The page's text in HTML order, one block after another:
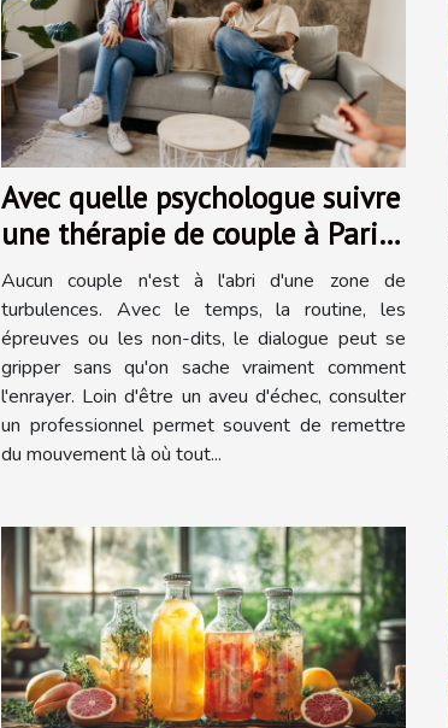
Avec quelle psychologue suivre
une thérapie de couple à Paris
13 ?
Aucun couple n'est à l'abri d'une zone de
turbulences. Avec le temps, la routine, les
épreuves ou les non-dits, le dialogue peut se
gripper sans qu'on sache vraiment comment
l'enrayer. Loin d'être un aveu d'échec, consulter
un professionnel permet souvent de remettre
du mouvement là où tout...